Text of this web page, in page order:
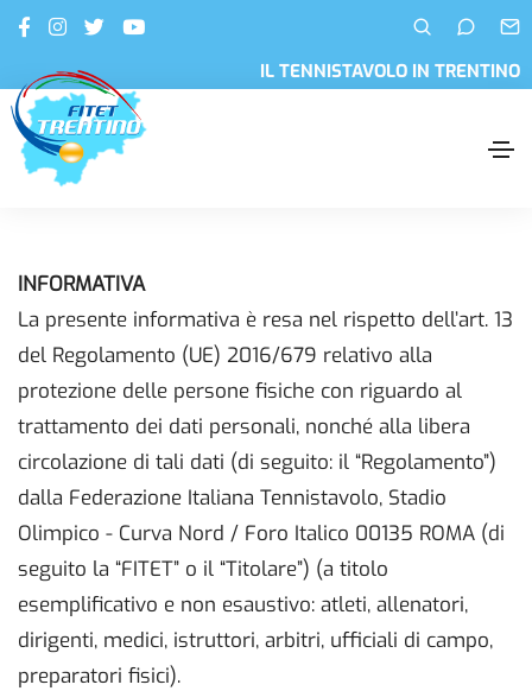
IL TENNISTAVOLO IN TRENTINO
INFORMATIVA
La presente informativa è resa nel rispetto dell’art. 13
del Regolamento (UE) 2016/679 relativo alla
protezione delle persone fisiche con riguardo al
trattamento dei dati personali, nonché alla libera
circolazione di tali dati (di seguito: il “Regolamento”)
dalla Federazione Italiana Tennistavolo, Stadio
Olimpico - Curva Nord / Foro Italico 00135 ROMA (di
seguito la “FITET” o il “Titolare”) (a titolo
esemplificativo e non esaustivo: atleti, allenatori,
dirigenti, medici, istruttori, arbitri, ufficiali di campo,
preparatori fisici).